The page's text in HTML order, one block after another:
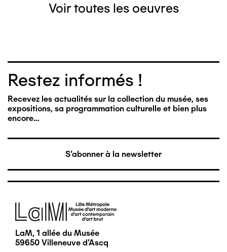
Voir toutes les oeuvres
Restez informés !
Recevez les actualités sur la collection du musée, ses
expositions, sa programmation culturelle et bien plus
encore…
S'abonner à la newsletter
Image
LaM, 1 allée du Musée
59650 Villeneuve d'Ascq